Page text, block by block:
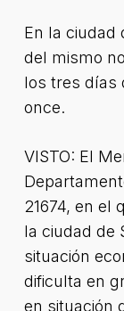
En la ciudad
del mismo
los tres días
once.
VISTO: El
21674, en el
la ciudad de
situación
dificulta en
en situación